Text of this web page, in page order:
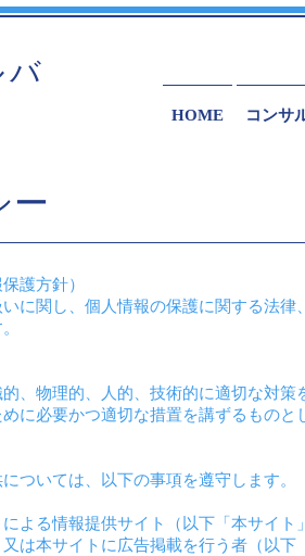
HOME コンサ
ー
保護方針）
に関し、個人情報の保護に関する法
、物理的、人的、技術的に適切な対
に必要かつ適切な措置を講ずるものと
ついては、以下の事項を遵守します。
よる情報提供サイト（以下「本サイ
は本サイトに広告掲載を行う者（以